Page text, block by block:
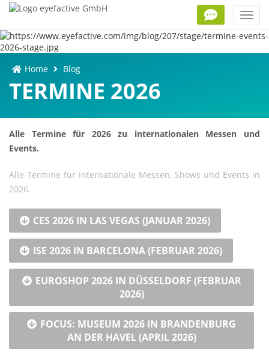
Home Blog
TERMINE 2026
Alle Termine für 2026 zu internationalen Messen und
Events.
Alle Termine für internationale Messen, Shows und Events in
2026.
CES 2026 IN LAS VEGAS (JANUAR 2026)
ISE 2026 IN BARCELONA (FEBRUAR 2026)
EUROSHOP 2026 IN DÜSSELDORF (FEBRUAR
2026)
FOCUS: MUSEUM 2026 IN BRANDENBURG
AN DER HAVEL (APRIL 2026)